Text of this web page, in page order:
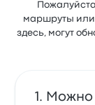
маршруты или
здесь, могут
Можно